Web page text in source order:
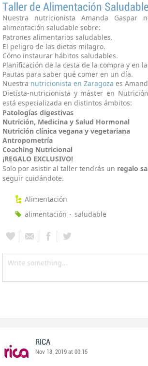
Taller de Alimentación Saludable
Nuestra nutricionista Amanda
alimentación saludable sobre:
Patrones alimentarios saludables.
El peligro de las dietas milagro.
Cómo instaurar hábitos saludables.
Planificación de la cesta de la compra y en
Pautas para saber qué comer en un día.
Nuestra nutricionista en Zaragoza es
Dietista-nutricionista y máster en
está especializada en distintos ámbitos:
Patologías digestivas
Nutrición, Medicina y Salud Hormonal
Nutrición clínica vegana y vegetariana
Antropometría
Coaching Nutricional
¡REGALO EXCLUSIVO!
Solo por asistir al taller tendrás un regalo
seguir cuidándote.
Alimentación
alimentación
saludable
RICA
Nov 18, 2019 at 00:15